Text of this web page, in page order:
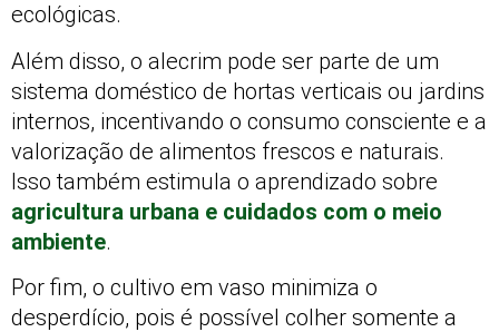
ecológicas.
Além disso, o alecrim pode ser parte de um
sistema doméstico de hortas verticais ou jardins
internos, incentivando o consumo consciente e a
valorização de alimentos frescos e naturais.
Isso também estimula o aprendizado sobre
agricultura urbana e cuidados com o meio
ambiente.
Por fim, o cultivo em vaso minimiza o
desperdício, pois é possível colher somente a